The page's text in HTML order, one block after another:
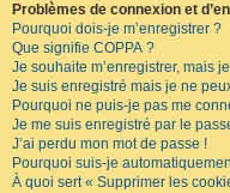
Problèmes de connexion et
Pourquoi dois-je m’enregistrer ?
Que signifie COPPA ?
Je souhaite m’enregistrer, mais
Je suis enregistré mais je ne
Pourquoi ne puis-je pas me
Je me suis enregistré par le
J’ai perdu mon mot de passe !
Pourquoi suis-je
À quoi sert « Supprimer les